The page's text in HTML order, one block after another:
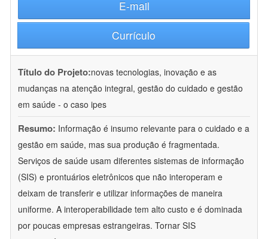
E-mail
Currículo
Título do Projeto:novas tecnologias, inovação e as
mudanças na atenção integral, gestão do cuidado e gestão
em saúde - o caso ipes
Resumo: Informação é insumo relevante para o cuidado e a
gestão em saúde, mas sua produção é fragmentada.
Serviços de saúde usam diferentes sistemas de informação
(SIS) e prontuários eletrônicos que não interoperam e
deixam de transferir e utilizar informações de maneira
uniforme. A interoperabilidade tem alto custo e é dominada
por poucas empresas estrangeiras. Tornar SIS